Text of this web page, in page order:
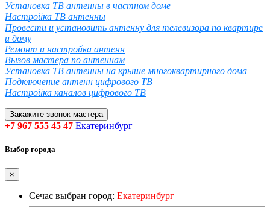
Установка ТВ антенны в частном доме
Настройка ТВ антенны
Провести и установить антенну для телевизора по квартире
и дому
Ремонт и настройка антенн
Вызов мастера по антеннам
Установка ТВ антенны на крыше многоквартирного дома
Подключение антенн цифрового ТВ
Настройка каналов цифрового ТВ
Закажите звонок мастера
+7 967 555 45 47 Екатеринбург
Выбор города
×
Сечас выбран город: Екатеринбург